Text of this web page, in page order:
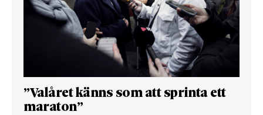
”Valåret känns som att sprinta ett
maraton”